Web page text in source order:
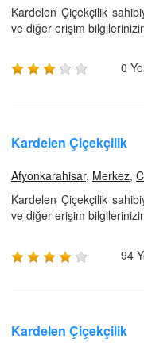
Kardelen Çiçekçilik
ve diğer erişim
0
Kardelen Çiçekçilik
Afyonkarahisar, Merkez,
Kardelen Çiçekçilik
ve diğer erişim
94
Kardelen Çiçekçilik